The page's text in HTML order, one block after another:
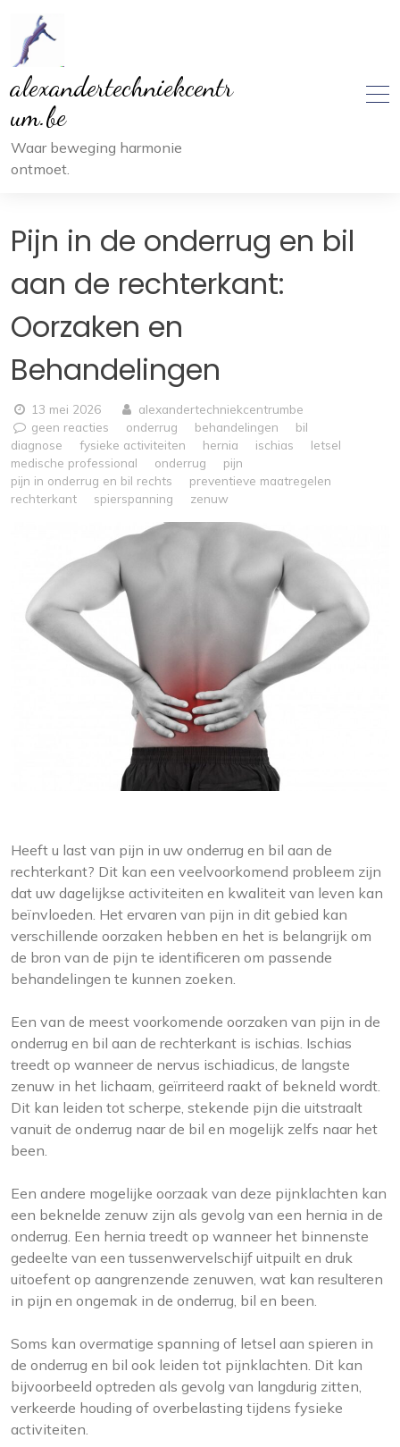
inhoud
alexandertechniekcentr
um.be
Waar beweging harmonie
ontmoet.
Pijn in de onderrug en bil
aan de rechterkant:
Oorzaken en
Behandelingen
13 mei 2026
alexandertechniekcentrumbe
geen reacties
onderrug behandelingen
bil
diagnose
fysieke activiteiten hernia ischias
letsel
medische professional
onderrug
pijn
pijn in onderrug en bil rechts
preventieve maatregelen
rechterkant
spierspanning zenuw
Heeft u last van pijn in uw onderrug en bil aan de
rechterkant? Dit kan een veelvoorkomend probleem zijn
dat uw dagelijkse activiteiten en kwaliteit van leven kan
beïnvloeden. Het ervaren van pijn in dit gebied kan
verschillende oorzaken hebben en het is belangrijk om
de bron van de pijn te identificeren om passende
behandelingen te kunnen zoeken.
Een van de meest voorkomende oorzaken van pijn in de
onderrug en bil aan de rechterkant is ischias. Ischias
treedt op wanneer de nervus ischiadicus, de langste
zenuw in het lichaam, geïrriteerd raakt of bekneld wordt.
Dit kan leiden tot scherpe, stekende pijn die uitstraalt
vanuit de onderrug naar de bil en mogelijk zelfs naar het
been.
Een andere mogelijke oorzaak van deze pijnklachten kan
een beknelde zenuw zijn als gevolg van een hernia in de
onderrug. Een hernia treedt op wanneer het binnenste
gedeelte van een tussenwervelschijf uitpuilt en druk
uitoefent op aangrenzende zenuwen, wat kan resulteren
in pijn en ongemak in de onderrug, bil en been.
Soms kan overmatige spanning of letsel aan spieren in
de onderrug en bil ook leiden tot pijnklachten. Dit kan
bijvoorbeeld optreden als gevolg van langdurig zitten,
verkeerde houding of overbelasting tijdens fysieke
activiteiten.